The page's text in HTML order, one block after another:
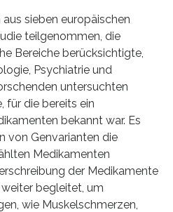
sieben europäischen
teilgenommen, die
Bereiche berücksichtigte,
Psychiatrie und
untersuchten
für die bereits ein
bekannt war. Es
von Genvarianten die
Medikamenten
der Medikamente
begleitet, um
wie Muskelschmerzen,